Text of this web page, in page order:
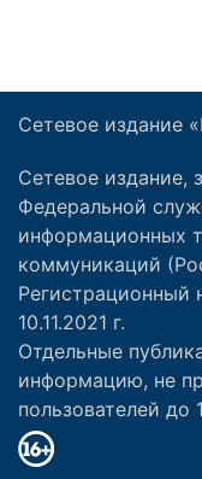
Сетевое издание
Сетевое издание,
Федеральной
информационных
коммуникаций
10.11.2021 г.
Отдельные
информацию, не
пользователей до